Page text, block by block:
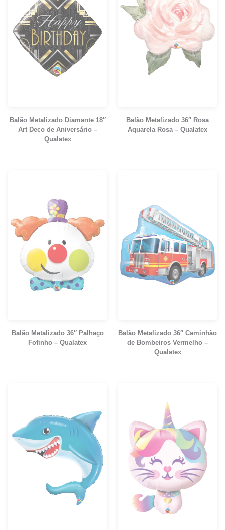
Balão Metalizado Diamante 18″
Art Deco de Aniversário –
Qualatex
Balão Metalizado 36″ Rosa
Aquarela Rosa – Qualatex
Balão Metalizado 36″ Palhaço
Fofinho – Qualatex
Balão Metalizado 36″ Caminhão
de Bombeiros Vermelho –
Qualatex